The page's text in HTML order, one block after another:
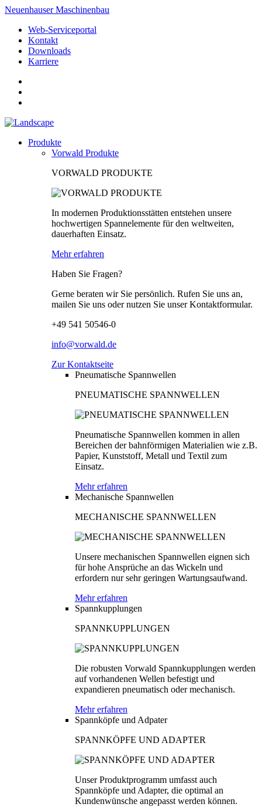
Neuenhauser Maschinenbau
Web-Serviceportal
Kontakt
Downloads
Karriere
Produkte
Vorwald Produkte
VORWALD PRODUKTE
In modernen Produktionsstätten entstehen unsere
hochwertigen Spannelemente für den weltweiten,
dauerhaften Einsatz.
Mehr erfahren
Haben Sie Fragen?
Gerne beraten wir Sie persönlich. Rufen Sie uns an,
mailen Sie uns oder nutzen Sie unser Kontaktformular.
+49 541 50546-0
info@vorwald.de
Zur Kontaktseite
Pneumatische Spannwellen
PNEUMATISCHE SPANNWELLEN
Pneumatische Spannwellen kommen in allen
Bereichen der bahnförmigen Materialien wie z.B.
Papier, Kunststoff, Metall und Textil zum
Einsatz.
Mehr erfahren
Mechanische Spannwellen
MECHANISCHE SPANNWELLEN
Unsere mechanischen Spannwellen eignen sich
für hohe Ansprüche an das Wickeln und
erfordern nur sehr geringen Wartungsaufwand.
Mehr erfahren
Spannkupplungen
SPANNKUPPLUNGEN
Die robusten Vorwald Spannkupplungen werden
auf vorhandenen Wellen befestigt und
expandieren pneumatisch oder mechanisch.
Mehr erfahren
Spannköpfe und Adpater
SPANNKÖPFE UND ADAPTER
Unser Produktprogramm umfasst auch
Spannköpfe und Adapter, die optimal an
Kundenwünsche angepasst werden können.